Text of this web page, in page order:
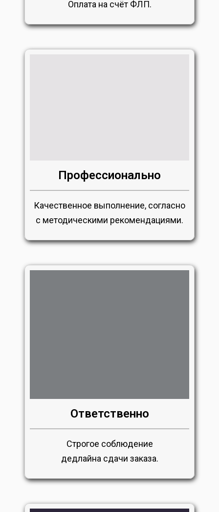
Оплата на счёт ФЛП.
Профессионально
Качественное выполнение, согласно
с методическими рекомендациями.
Ответственно
Строгое соблюдение
дедлайна сдачи заказа.